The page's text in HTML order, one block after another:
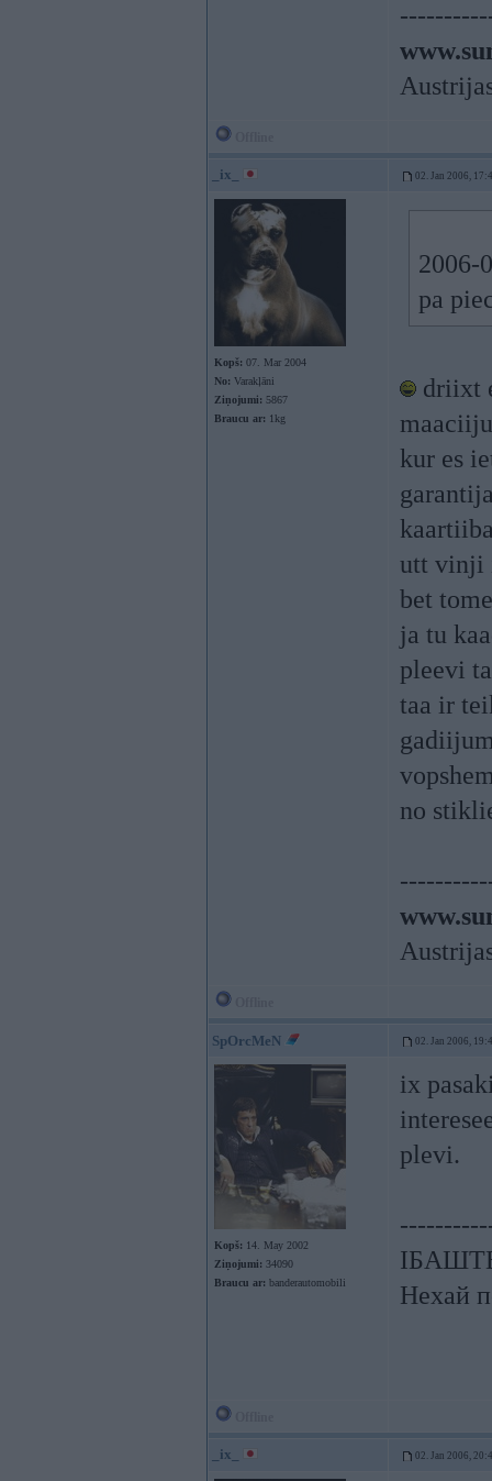
_ix_ 02. Jan 2006,
Kopš: 07. Mar 2004
No: Varakļāni
Ziņojumi: 5867
Braucu ar: 1kg
2006-
pa
driixt
kur es
utt vinji
bet
ja tu
pleevi
taa ir
no
SpOrcMeN 02. Jan 2006,
Kopš: 14. May 2002
Ziņojumi: 34090
Braucu ar: banderautomobili
ix
plevi.
Нехай
_ix_ 02. Jan 2006,